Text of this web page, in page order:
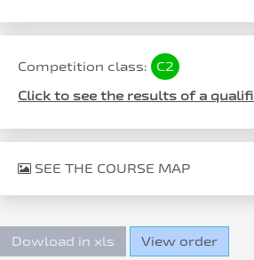
Competition class:
C2
Click to see the results of a
SEE THE COURSE MAP
Dowload in xls View order